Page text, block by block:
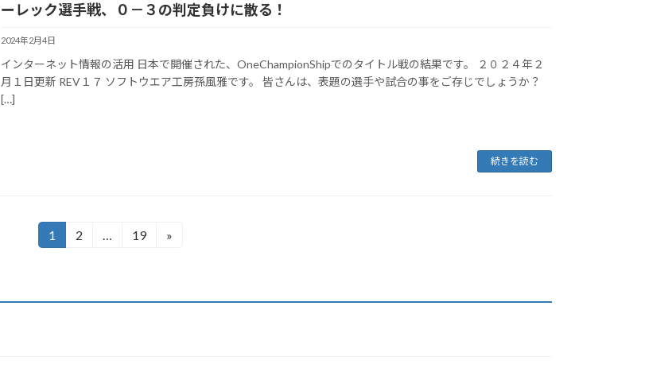
ーレック選手戦、０－３の判定負けに散る！
2024年2月4日
インターネット情報の活用 日本で開催された、OneChampionShipでのタイトル戦の結果です。 ２０２４年２
月１日更新 REV１７ ソフトウエア工房孫風雅です。 皆さんは、表題の選手や試合の事をご存じでしょうか？
[…]
続きを読む
固
1
固
2 …
固
19 »